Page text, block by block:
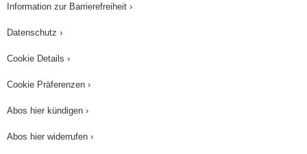
Information zur Barrierefreiheit ›
Datenschutz ›
Cookie Details ›
Cookie Präferenzen ›
Abos hier kündigen ›
Abos hier widerrufen ›